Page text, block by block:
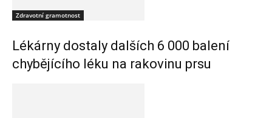
Zdravotní gramotnost
Lékárny dostaly dalších 6 000 balení
chybějícího léku na rakovinu prsu